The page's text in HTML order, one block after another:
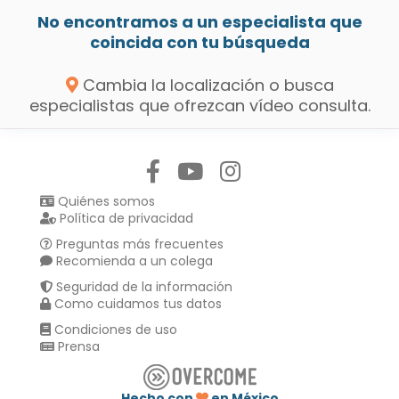
No encontramos a un especialista que
coincida con tu búsqueda
Cambia la localización o busca
especialistas que ofrezcan vídeo consulta.
Quiénes somos
Política de privacidad
Preguntas más frecuentes
Recomienda a un colega
Seguridad de la información
Como cuidamos tus datos
Condiciones de uso
Prensa